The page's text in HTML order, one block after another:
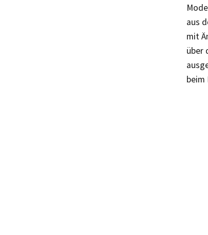
aus
mit
über
beim